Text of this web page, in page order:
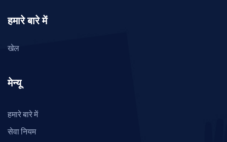
हमारे बारे में
खेल
मेन्यू
हमारे बारे में
सेवा नियम